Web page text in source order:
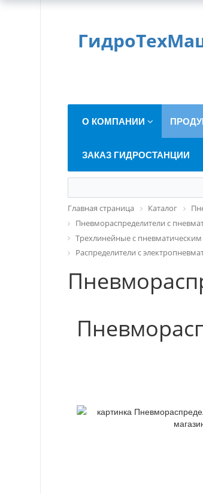
О КОМПАНИИ
ЗАКАЗ ГИДРОСТАНЦИИ
Главная страница Каталог
Пневмораспределители с
Трехлинейные с
Распределители с